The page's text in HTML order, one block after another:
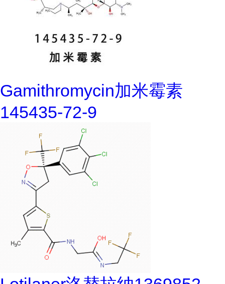
Gamithromycin加米霉素
145435-72-9